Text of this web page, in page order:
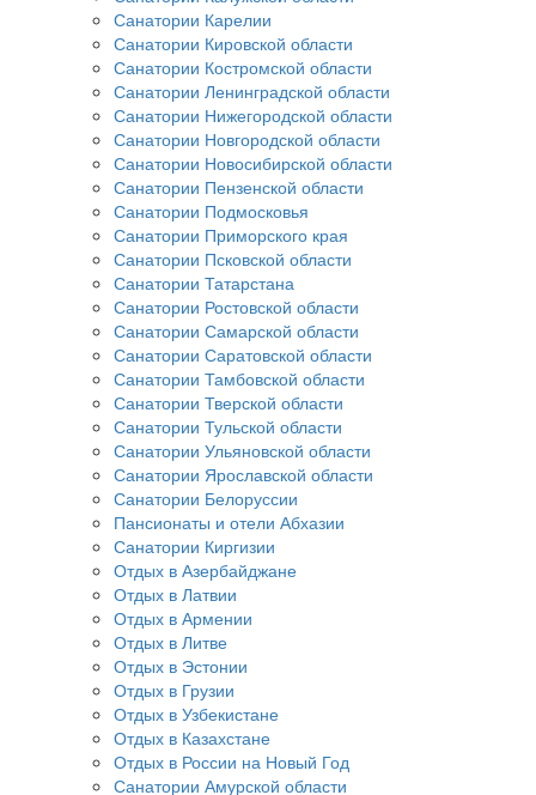
Санатории Карелии
Санатории Кировской области
Санатории Костромской области
Санатории Ленинградской области
Санатории Нижегородской области
Санатории Новгородской области
Санатории Новосибирской области
Санатории Пензенской области
Санатории Подмосковья
Санатории Приморского края
Санатории Псковской области
Санатории Татарстана
Санатории Ростовской области
Санатории Самарской области
Санатории Саратовской области
Санатории Тамбовской области
Санатории Тверской области
Санатории Тульской области
Санатории Ульяновской области
Санатории Ярославской области
Санатории Белоруссии
Пансионаты и отели Абхазии
Санатории Киргизии
Отдых в Азербайджане
Отдых в Латвии
Отдых в Армении
Отдых в Литве
Отдых в Эстонии
Отдых в Грузии
Отдых в Узбекистане
Отдых в Казахстане
Отдых в России на Новый Год
Санатории Амурской области